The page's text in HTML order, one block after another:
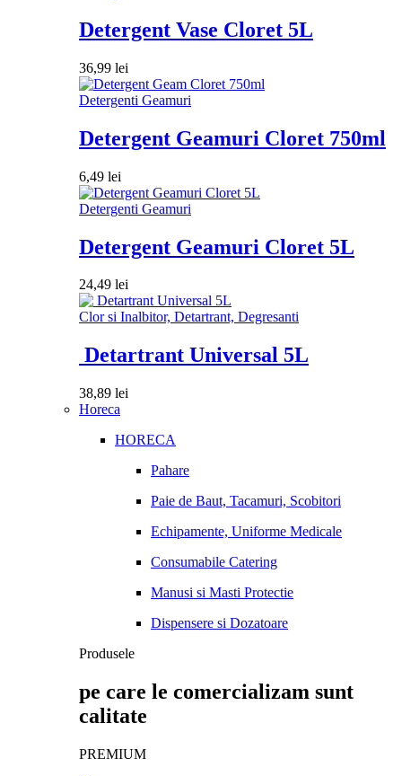
Detergent Vase Cloret 5L
36,99 lei
Detergenti Geamuri
Detergent Geamuri Cloret 750ml
6,49 lei
Detergenti Geamuri
Detergent Geamuri Cloret 5L
24,49 lei
Clor si Inalbitor, Detartrant, Degresanti
Detartrant Universal 5L
38,89 lei
Horeca
HORECA
Pahare
Paie de Baut, Tacamuri, Scobitori
Echipamente, Uniforme Medicale
Consumabile Catering
Manusi si Masti Protectie
Dispensere si Dozatoare
Produsele
pe care le comercializam sunt
calitate
PREMIUM